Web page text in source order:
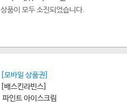
상품이 모두 소진되었습니다.
[모바일 상품권]
[배스킨라빈스]
파인트 아이스크림